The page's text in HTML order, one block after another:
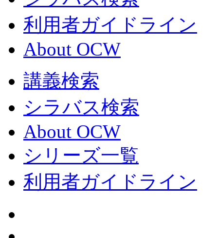
利用者ガイドライン
About OCW
講義検索
シラバス検索
About OCW
シリーズ一覧
利用者ガイドライン